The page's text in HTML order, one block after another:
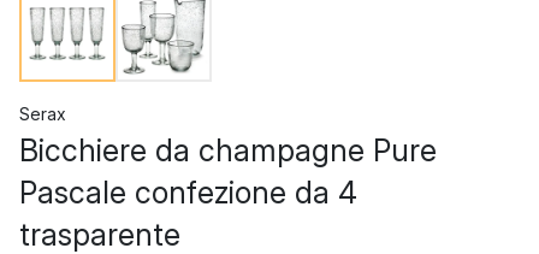
Serax
Bicchiere da champagne Pure
Pascale confezione da 4
trasparente